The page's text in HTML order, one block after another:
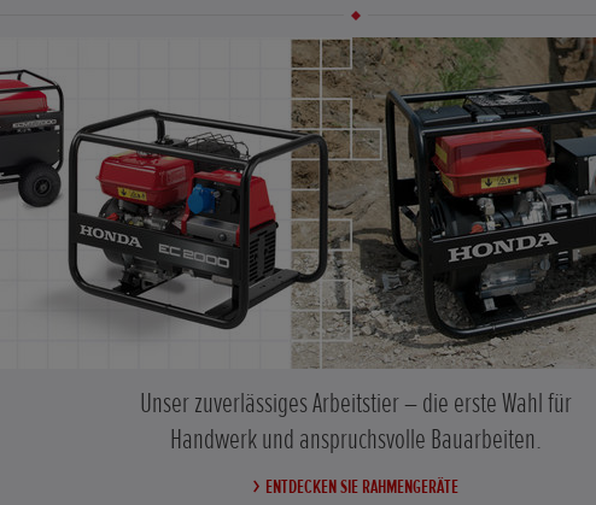
Unser zuverlässiges Arbeitstier – die erste Wahl für
Handwerk und anspruchsvolle Bauarbeiten.
ENTDECKEN SIE RAHMENGERÄTE